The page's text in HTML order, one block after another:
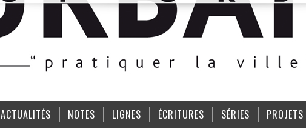
ACTUALITÉS NOTES LIGNES ÉCRITURES SÉRIES PROJETS